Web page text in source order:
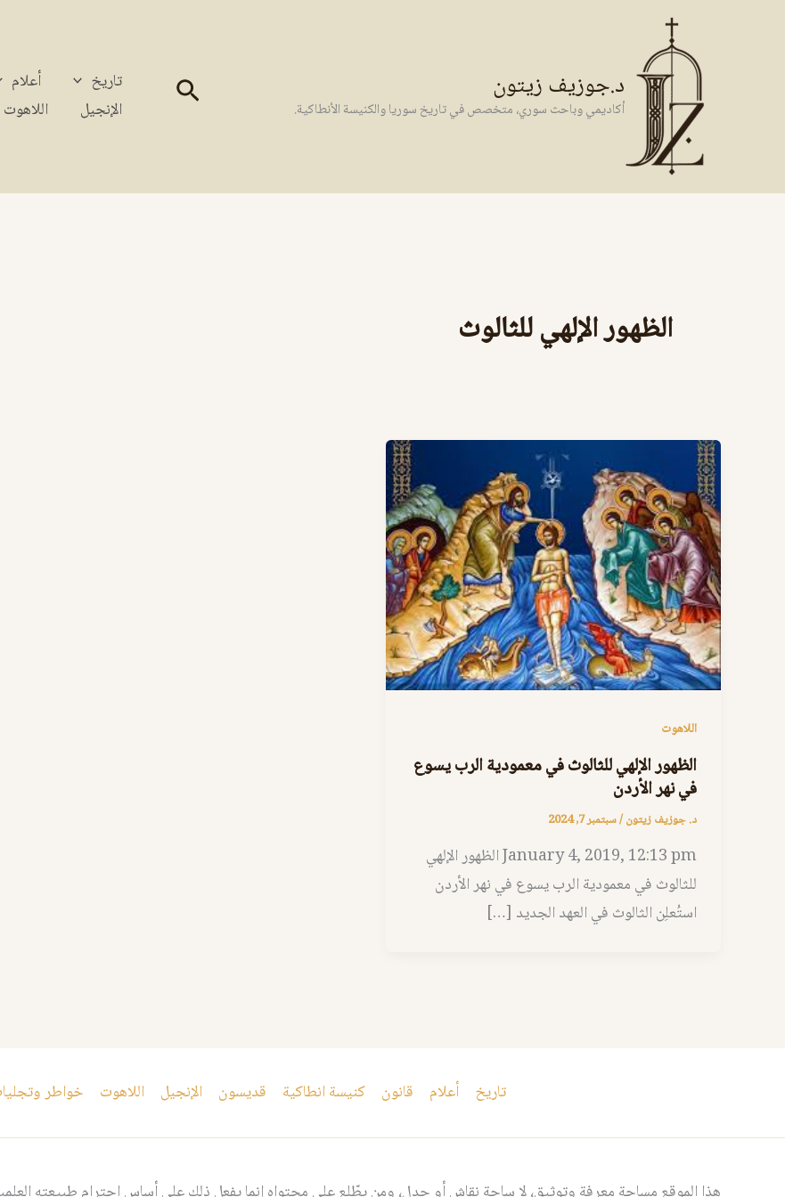
د.جوزيف زيتون
أكاديمي وباحث سوري، متخصص في تاريخ سوريا والكنيسة الأنطاكية. البحث تاريخ أعلام
الإنجيل
اللاهوت
الظهور الإلهي للثالوث
اللاهوت
الظهور الإلهي للثالوث في معمودية الرب يسوع
في نهر الأردن
د. جوزيف زيتون/سبتمبر 7, 2024
January 4, 2019, 12:13 pm الظهور الإلهي
للثالوث في معمودية الرب يسوع في نهر الأردن
استُعلِن الثالوث في العهد الجديد […]
تاريخ أعلام قانون كنيسة انطاكية قديسون الإنجيل اللاهوت خواطر